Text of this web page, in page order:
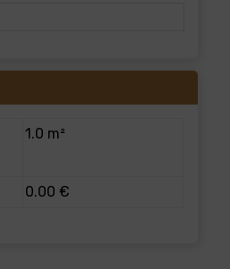
1.0 m²
0.00 €